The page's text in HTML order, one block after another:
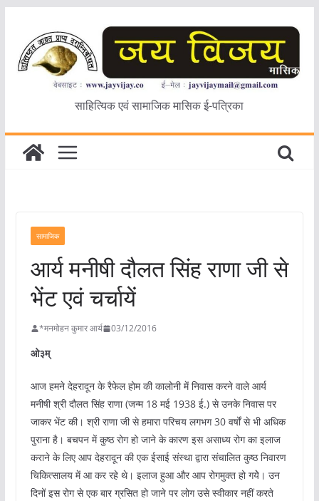
content
साहित्यिक एवं सामाजिक मासिक ई-पत्रिका
सामाजिक
आर्य मनीषी दौलत सिंह राणा जी से
भेंट एवं चर्चायें
*मनमोहन कुमार आर्य 03/12/2016
ओ३म्
आज हमने देहरादून के रैफेल होम की कालोनी में निवास करने वाले आर्य
मनीषी श्री दौलत सिंह राणा (जन्म 18 मई 1938 ई.) से उनके निवास पर
जाकर भेंट की। श्री राणा जी से हमारा परिचय लगभग 30 वर्षों से भी अधिक
पुराना है। बचपन में कुष्ठ रोग हो जाने के कारण इस असाध्य रोग का इलाज
कराने के लिए आप देहरादून की एक ईसाई संस्था द्वारा संचालित कुष्ठ निवारण
चिकित्सालय में आ कर रहे थे। इलाज हुआ और आप रोगमुक्त हो गयेे। उन
दिनों इस रोग से एक बार ग्रसित हो जाने पर लोग उसे स्वीकार नहीं करते